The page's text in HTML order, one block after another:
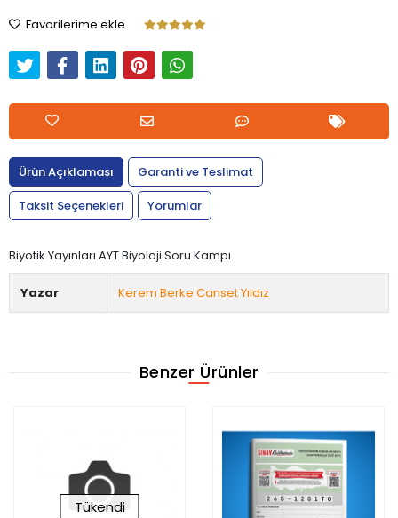
Favorilerime ekle
Ürün Açıklaması
Garanti ve Teslimat
Taksit Seçenekleri
Yorumlar
Biyotik Yayınları AYT Biyoloji Soru Kampı
Yazar Kerem Berke Canset Yıldız
Benzer Ürünler
Tükendi